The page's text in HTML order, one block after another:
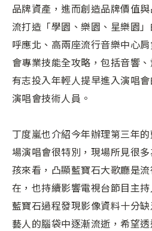
品牌資產，進而創造品牌價值
流打造「學園、樂園、星樂園
呼應北、高兩座流行音樂中心
會專業技能全攻略，包括音響
有志投入年輕人提早進入演唱
演唱會技術人員。
丁度嵐也介紹今年辦理第三年
場演唱會很特別，現場所見很
孩來看，凸顯藍寶石大歌廳是
在，也持續影響電視台節目主
藍寶石過程發現影像資料十分
藝人的腦袋中逐漸流逝，希望